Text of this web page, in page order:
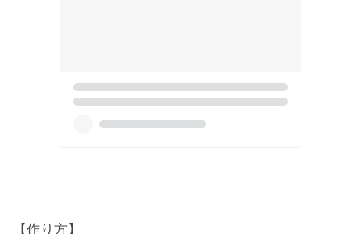
【作り方】